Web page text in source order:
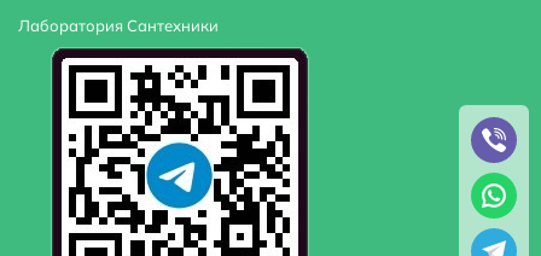
Лаборатория Сантехники